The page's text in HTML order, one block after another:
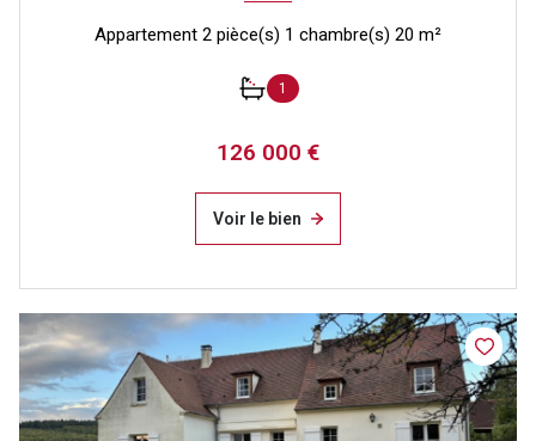
Appartement 2 pièce(s) 1 chambre(s) 20 m²
1
126 000 €
Voir le bien